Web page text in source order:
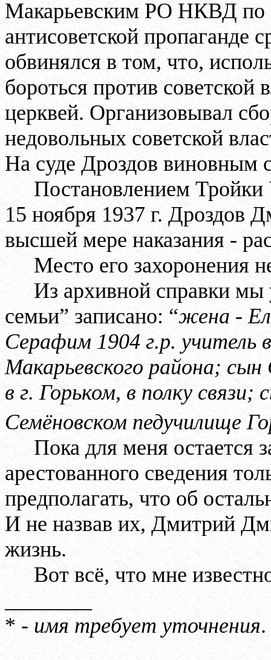
Макарьевским РО НКВД по
антисоветской пропаганде
обвинялся в том, что,
бороться против советской
церквей. Организовывал
недовольных советской
На суде Дроздов виновным
Постановлением
15 ноября 1937 г. Дроздов
высшей мере наказания -
Место его захоронения
Из архивной справки мы
семьи” записано: “жена -
Серафим 1904 г.р. учитель
Макарьевского района;
в г. Горьком, в полку
Семёновском педучилище
Пока для меня остается
арестованного сведения
предполагать, что об
И не назвав их, Дмитрий
жизнь.
Вот всё, что мне
________
* - имя требует уточнения.